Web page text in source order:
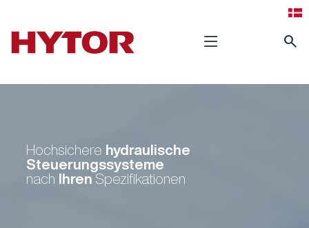
search
Hochsichere hydraulische
Steuerungssysteme
nach IhrenSpezifikationen